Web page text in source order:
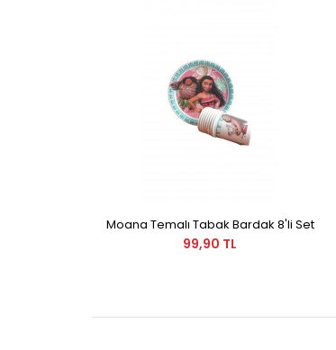
Moana Temalı Tabak Bardak 8'li Set
99,90 TL